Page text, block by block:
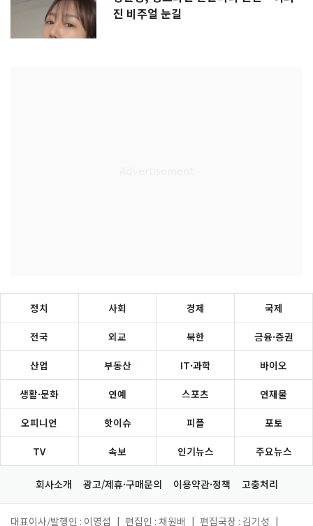
진 비주얼 눈길
정치 사회 경제 국제
전국 외교 북한 금융·증권
산업 부동산 IT·과학 바이오
생활·문화 연예 스포츠 연재물
오피니언 핫이슈 피플 포토
TV 속보 인기뉴스 주요뉴스
회사소개 광고/제휴·구매문의 이용약관·정책 고충처리
대표이사/발행인 : 이영섭 편집인 : 채원배 편집국장 : 김기성